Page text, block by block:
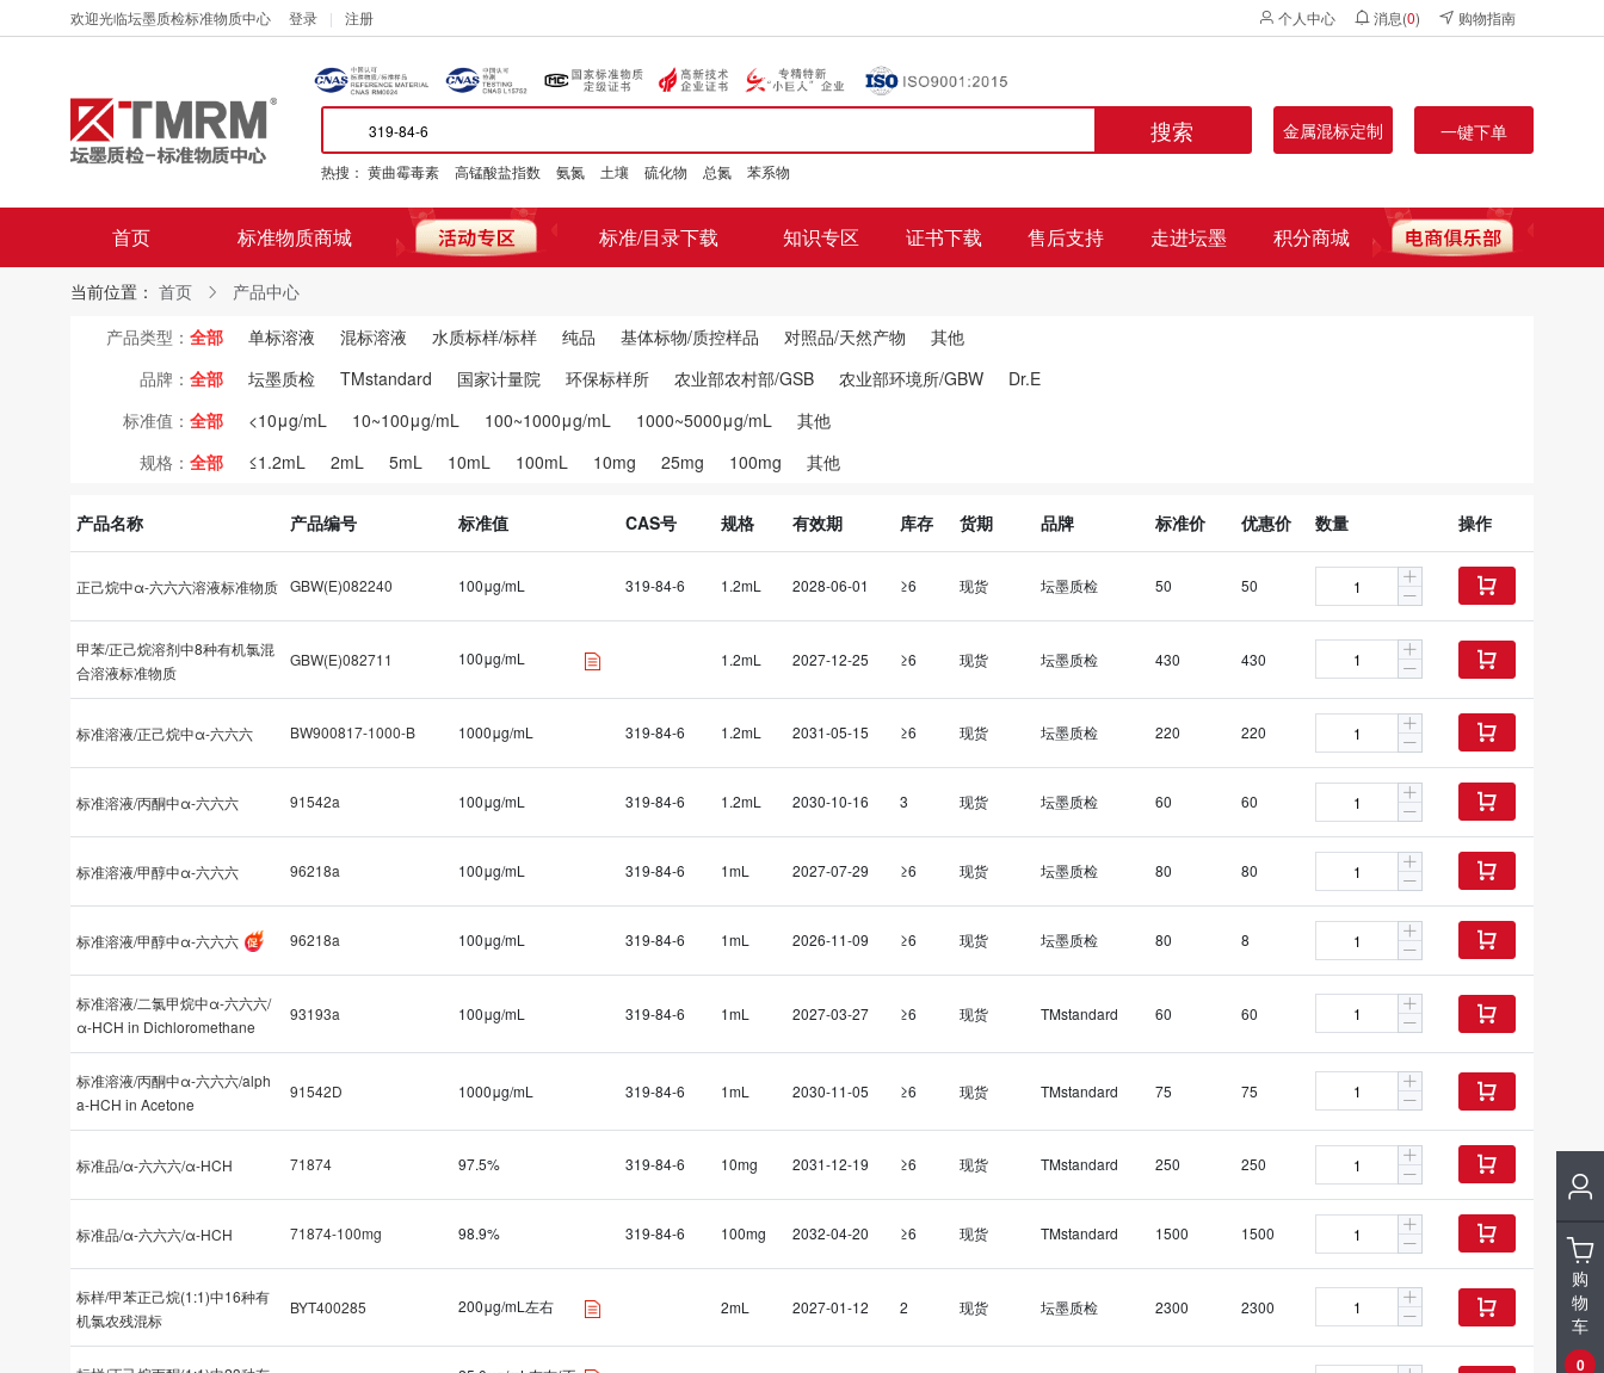
欢迎光临坛墨质检标准物质中心 登录 注册 个人中心 消息(0) 购物指南
搜索 金属混标定制 一键下单
热搜： 黄曲霉毒素 高锰酸盐指数 氨氮 土壤 硫化物 总氮 苯系物
首页 标准物质商城 标准/目录下载 知识专区 证书下载 售后支持 走进坛墨 积分商城
当前位置： 首页
产品中心
产品类型： 全部 单标溶液 混标溶液 水质标样/标样 纯品 基体标物/质控样品 对照品/天然产物
其他
品牌： 全部 坛墨质检 TMstandard 国家计量院 环保标样所 农业部农村部/GSB 农业部环境所/GBW
Dr.E
标准值： 全部 <10μg/mL 10~100μg/mL 100~1000μg/mL 1000~5000μg/mL
其他
规格： 全部 ≤1.2mL 2mL 5mL 10mL 100mL 10mg 25mg 100mg 其他
产品名称 产品编号 标准值 CAS号 规格 有效期 库存 货期 品牌 标准价 优惠价 数量 操作
正己烷中α-六六六溶液标准物质 GBW(E)082240 100μg/mL 319-84-6 1.2mL 2028-06-01 ≥6 现货 坛墨质检 50 50 
甲苯/正己烷溶剂中8种有机氯混
合溶液标准物质
GBW(E)082711 100μg/mL 1.2mL 2027-12-25 ≥6 现货 坛墨质检 430 430 
标准溶液/正己烷中α-六六六 BW900817-1000-B 1000μg/mL 319-84-6 1.2mL 2031-05-15 ≥6 现货 坛墨质检 220 220 
标准溶液/丙酮中α-六六六 91542a 100μg/mL 319-84-6 1.2mL 2030-10-16 3 现货 坛墨质检 60 60 
标准溶液/甲醇中α-六六六 96218a 100μg/mL 319-84-6 1mL 2027-07-29 ≥6 现货 坛墨质检 80 80 
标准溶液/甲醇中α-六六六 96218a 100μg/mL 319-84-6 1mL 2026-11-09 ≥6 现货 坛墨质检 80 8 
标准溶液/二氯甲烷中α-六六六/
α-HCH in Dichloromethane
93193a 100μg/mL 319-84-6 1mL 2027-03-27 ≥6 现货 TMstandard 60 60 
标准溶液/丙酮中α-六六六/alph
a-HCH in Acetone
91542D 1000μg/mL 319-84-6 1mL 2030-11-05 ≥6 现货 TMstandard 75 75 
标准品/α-六六六/α-HCH 71874 97.5% 319-84-6 10mg 2031-12-19 ≥6 现货 TMstandard 250 250 
标准品/α-六六六/α-HCH 71874-100mg 98.9% 319-84-6 100mg 2032-04-20 ≥6 现货 TMstandard 1500 1500 
标样/甲苯正己烷(1:1)中16种有
机氯农残混标
BYT400285 200μg/mL左右 2mL 2027-01-12 2 现货 坛墨质检 2300 2300 
购
物
车
0